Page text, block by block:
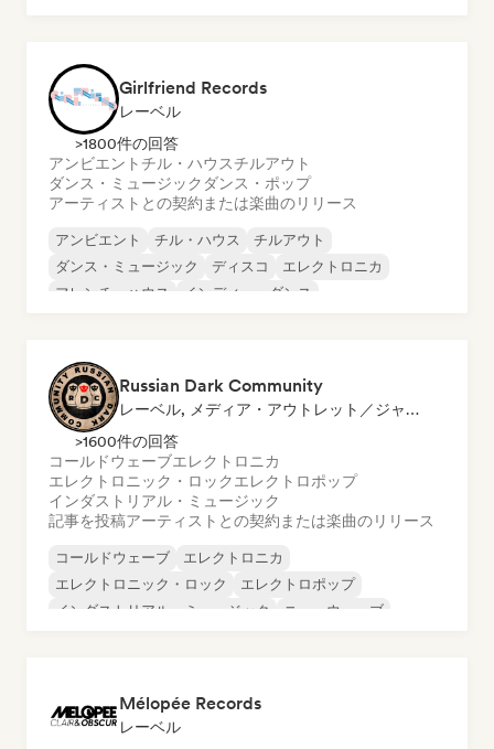
Girlfriend Records
レーベル
>1800件の回答
アンビエント チル・ハウスチルアウト
ダンス・ミュージック ダンス・ポップ
アーティストとの契約または楽曲のリリース
アンビエント チル・ハウス
チルアウト
ダンス・ミュージック
ディスコ
エレクトロニカ
フレンチ・ハウス
インディー・ダンス
Russian Dark Community
レーベル, メディア・アウトレット／ジャーナリスト
>1600件の回答
コールドウェーブエレクトロニカ
エレクトロニック・ロックエレクトロポップ
インダストリアル・ミュージック
記事を投稿アーティストとの契約または楽曲のリリース
コールドウェーブ
エレクトロニカ
エレクトロニック・ロック
エレクトロポップ
インダストリアル・ミュージック
ニューウェーブ
Mélopée Records
レーベル